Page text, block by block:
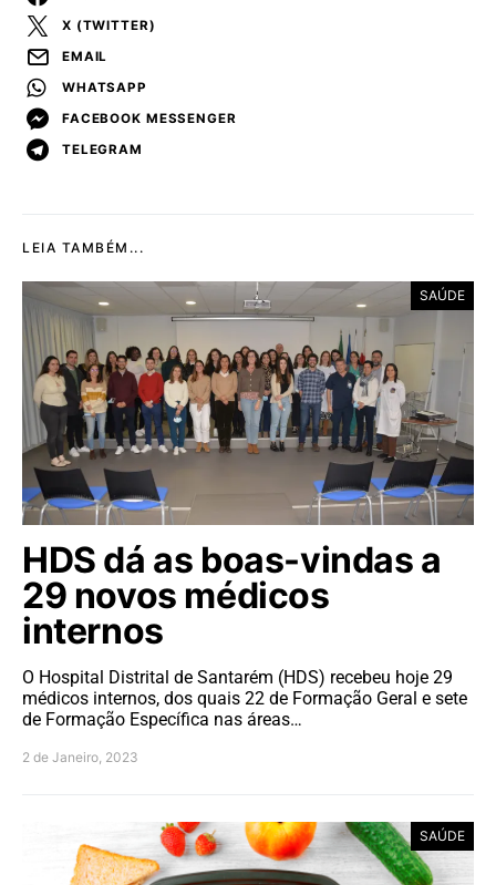
X (TWITTER)
EMAIL
WHATSAPP
FACEBOOK MESSENGER
TELEGRAM
LEIA TAMBÉM...
SAÚDE
HDS dá as boas-vindas a
29 novos médicos
internos
O Hospital Distrital de Santarém (HDS) recebeu hoje 29
médicos internos, dos quais 22 de Formação Geral e sete
de Formação Específica nas áreas…
2 de Janeiro, 2023
SAÚDE